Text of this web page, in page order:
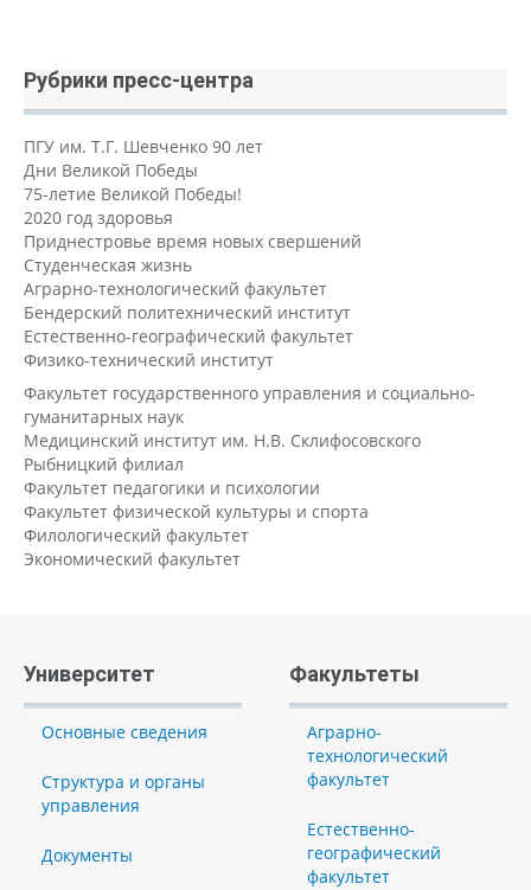
Рубрики пресс-центра
ПГУ им. Т.Г. Шевченко 90 лет
Дни Великой Победы
75-летие Великой Победы!
2020 год здоровья
Приднестровье время новых свершений
Студенческая жизнь
Аграрно-технологический факультет
Бендерский политехнический институт
Естественно-географический факультет
Физико-технический институт
Факультет государственного управления и социально-
гуманитарных наук
Медицинский институт им. Н.В. Склифосовского
Рыбницкий филиал
Факультет педагогики и психологии
Факультет физической культуры и спорта
Филологический факультет
Экономический факультет
Университет
Основные сведения
Структура и органы
управления
Документы
Факультеты
Аграрно-
технологический
факультет
Естественно-
географический
факультет